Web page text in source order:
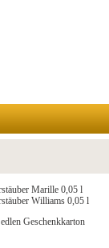
Marille 0,05 l
Williams 0,05 l
Geschenkkarton